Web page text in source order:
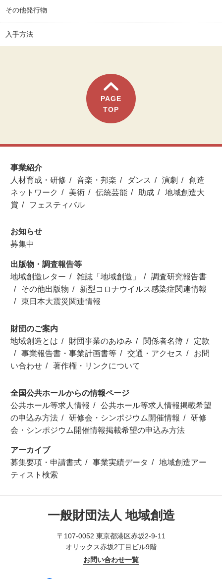
その他発行物
入手方法
PAGE
TOP
事業紹介
人材育成・研修
音楽・邦楽 ダンス 演劇
創造
ネットワーク
美術 伝統芸能 助成
地域創造大
賞
フェスティバル
お知らせ
募集中
出版物・調査報告等
地域創造レター
雑誌「地域創造」
調査研究報告書
その他出版物
新型コロナウイルス感染症関連情報
東日本大震災関連情報
財団のご案内
地域創造とは
財団事業のあゆみ 関係者名簿
定款
事業報告書・事業計画書等
交通・アクセス
お問
い合わせ
著作権・リンクについて
全国公共ホールからの情報ページ
公共ホール等求人情報
公共ホール等求人情報掲載希望
の申込み方法
研修会・シンポジウム開催情報
研修
会・シンポジウム開催情報掲載希望の申込み方法
アーカイブ
募集要項・申請書式
事業実績データ
地域創造アー
ティスト検索
一般財団法人 地域創造
〒107-0052 東京都港区赤坂2-9-11
オリックス赤坂2丁目ビル9階
お問い合わせ一覧